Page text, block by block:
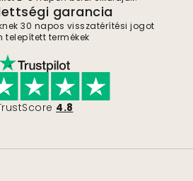
garancia
30 napos visszatérítési jogot
telepített termékek
4.8